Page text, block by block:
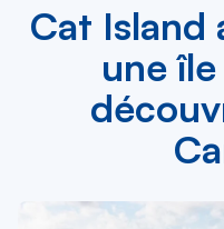
Cat Island
une